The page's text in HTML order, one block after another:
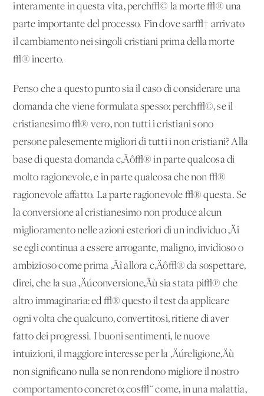
interamente in questa vita, perch√© la morte √® una
parte importante del processo. Fin dove sar√† arrivato
il cambiamento nei singoli cristiani prima della morte
√® incerto.
Penso che a questo punto sia il caso di considerare una
domanda che viene formulata spesso: perch√©, se il
cristianesimo √® vero, non tutti i cristiani sono
persone palesemente migliori di tutti i non cristiani? Alla
base di questa domanda c‚Äô√® in parte qualcosa di
molto ragionevole, e in parte qualcosa che non √®
ragionevole affatto. La parte ragionevole √® questa. Se
la conversione al cristianesimo non produce alcun
miglioramento nelle azioni esteriori di un individuo ‚Äî
se egli continua a essere arrogante, maligno, invidioso o
ambizioso come prima ‚Äî allora c‚Äô√® da sospettare,
direi, che la sua ‚Äúconversione‚Äù sia stata pi√π che
altro immaginaria: ed √® questo il test da applicare
ogni volta che qualcuno, convertitosi, ritiene di aver
fatto dei progressi. I buoni sentimenti, le nuove
intuizioni, il maggiore interesse per la ‚Äúreligione‚Äù
non significano nulla se non rendono migliore il nostro
comportamento concreto; cos√¨ come, in una malattia,